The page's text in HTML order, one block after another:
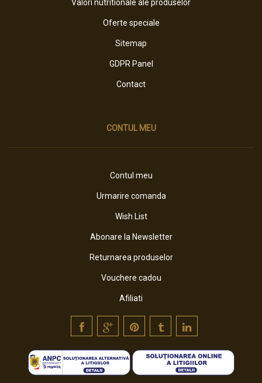
Valori nutritionale ale produselor
Oferte speciale
Sitemap
GDPR Panel
Contact
CONTUL MEU
Contul meu
Urmarire comanda
Wish List
Abonare la Newsletter
Returnarea produselor
Vouchere cadou
Afiliati